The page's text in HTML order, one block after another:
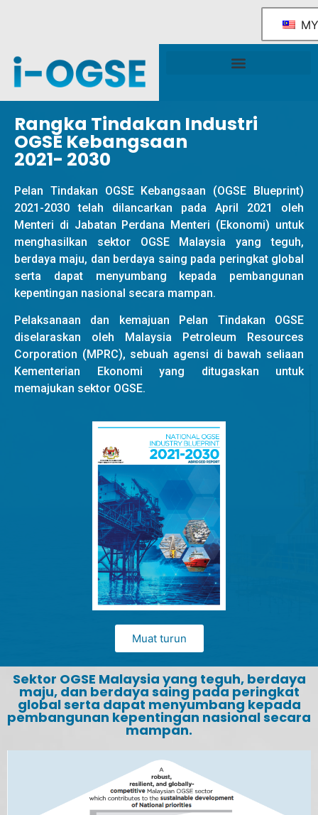
MY
Rangka Tindakan Industri
OGSE Kebangsaan
2021- 2030
Pelan Tindakan OGSE Kebangsaan (OGSE Blueprint)
2021-2030 telah dilancarkan pada April 2021 oleh
Menteri di Jabatan Perdana Menteri (Ekonomi) untuk
menghasilkan sektor OGSE Malaysia yang teguh,
berdaya maju, dan berdaya saing pada peringkat global
serta dapat menyumbang kepada pembangunan
kepentingan nasional secara mampan.
Pelaksanaan dan kemajuan Pelan Tindakan OGSE
diselaraskan oleh Malaysia Petroleum Resources
Corporation (MPRC), sebuah agensi di bawah seliaan
Kementerian Ekonomi yang ditugaskan untuk
memajukan sektor OGSE.
Muat turun
Sektor OGSE Malaysia yang teguh, berdaya
maju, dan berdaya saing pada peringkat
global serta dapat menyumbang kepada
pembangunan kepentingan nasional secara
mampan.